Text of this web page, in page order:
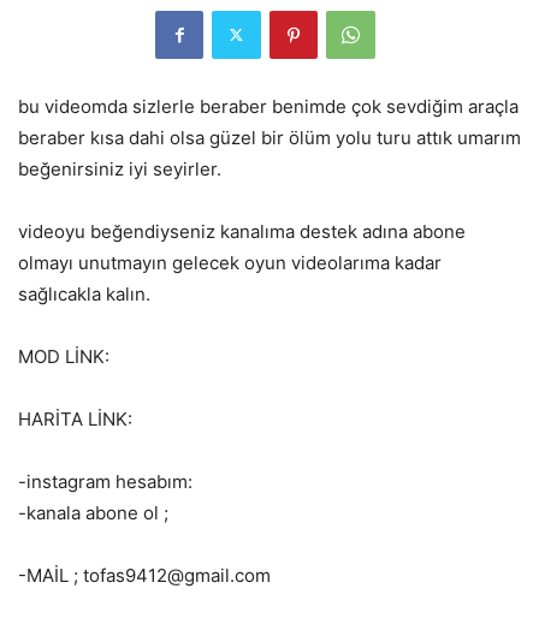
bu videomda sizlerle beraber benimde çok sevdiğim araçla
beraber kısa dahi olsa güzel bir ölüm yolu turu attık umarım
beğenirsiniz iyi seyirler.
videoyu beğendiyseniz kanalıma destek adına abone
olmayı unutmayın gelecek oyun videolarıma kadar
sağlıcakla kalın.
MOD LİNK:
HARİTA LİNK:
-instagram hesabım:
-kanala abone ol ;
-MAİL ; tofas9412@gmail.com